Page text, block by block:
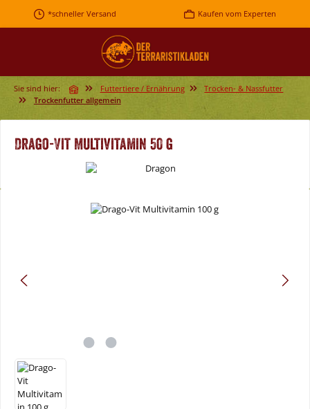
Zum Hauptinhalt springen
*schneller Versand Kaufen vom Experten
Sie sind hier: Futtertiere / Ernährung
Trocken- & Nassfutter
Trockenfutter allgemein
Drago-Vit Multivitamin 50 g
Bildergalerie überspringen